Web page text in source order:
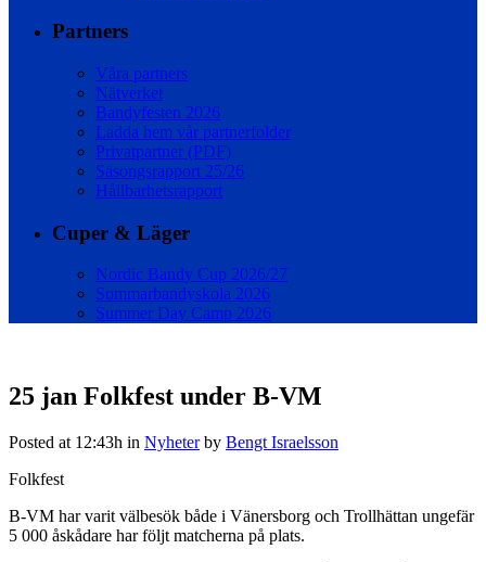
Partners
Våra partners
Nätverket
Bandyfesten 2026
Ladda hem vår partnerfolder
Privatpartner (PDF)
Säsongsrapport 25/26
Hållbarhetsrapport
Cuper & Läger
Nordic Bandy Cup 2026/27
Sommarbandyskola 2026
Summer Day Camp 2026
25 jan Folkfest under B-VM
Posted at 12:43h in Nyheter by Bengt Israelsson
Folkfest
B-VM har varit välbesök både i Vänersborg och Trollhättan ungefär
5 000 åskådare har följt matcherna på plats.